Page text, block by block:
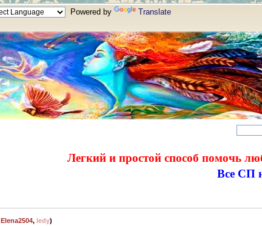
Powered by Translate
Легкий и простой способ помочь
Все СП
Elena2504, ledy)